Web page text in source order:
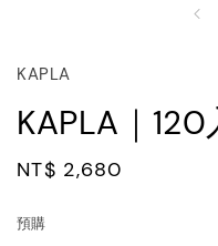
KAPLA
KAPLA｜
Regular
NT$ 2,680
預購